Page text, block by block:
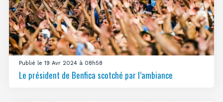
Publié le 19 Avr 2024 à 08h58
Le président de Benfica scotché par l’ambiance